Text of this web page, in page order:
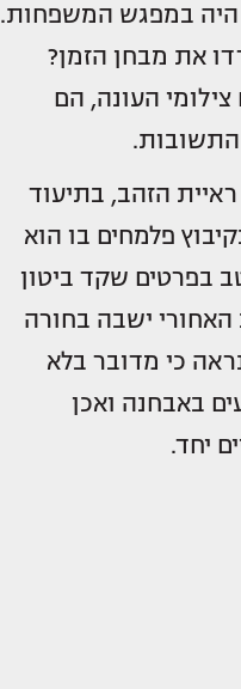
היה במפגש המשפחות.
את מבחן הזמן?
העונה, הם
התשובות.
ראיית הזהב, בתיעוד
פלמחים בו הוא
בפרטים שקד ביטון
האחורי ישבה בחורה
כי מדובר בלא
באבחנה ואכן
יחד.